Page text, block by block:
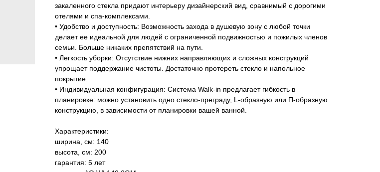
закаленного стекла придают интерьеру дизайнерский вид, сравнимый с дорогими
отелями и спа-комплексами.
• Удобство и доступность: Возможность захода в душевую зону с любой точки
делает ее идеальной для людей с ограниченной подвижностью и пожилых членов
семьи. Больше никаких препятствий на пути.
• Легкость уборки: Отсутствие нижних направляющих и сложных конструкций
упрощает поддержание чистоты. Достаточно протереть стекло и напольное
покрытие.
• Индивидуальная конфигурация: Система Walk-in предлагает гибкость в
планировке: можно установить одно стекло-преграду, L-образную или П-образную
конструкцию, в зависимости от планировки вашей ванной.
Характеристики:
ширина, см: 140
высота, см: 200
гарантия: 5 лет